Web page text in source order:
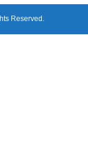
Reserved.